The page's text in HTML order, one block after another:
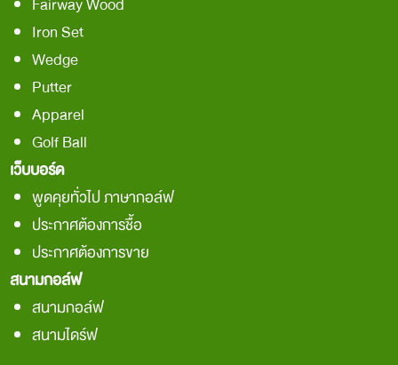
Iron Set
Wedge
Putter
Apparel
Golf Ball
เว็บบอร์ด
พูดคุยทั่วไป ภาษากอล์ฟ
ประกาศต้องการชื้อ
ประกาศต้องการขาย
สนามกอล์ฟ
สนามกอล์ฟ
สนามไดร์ฟ